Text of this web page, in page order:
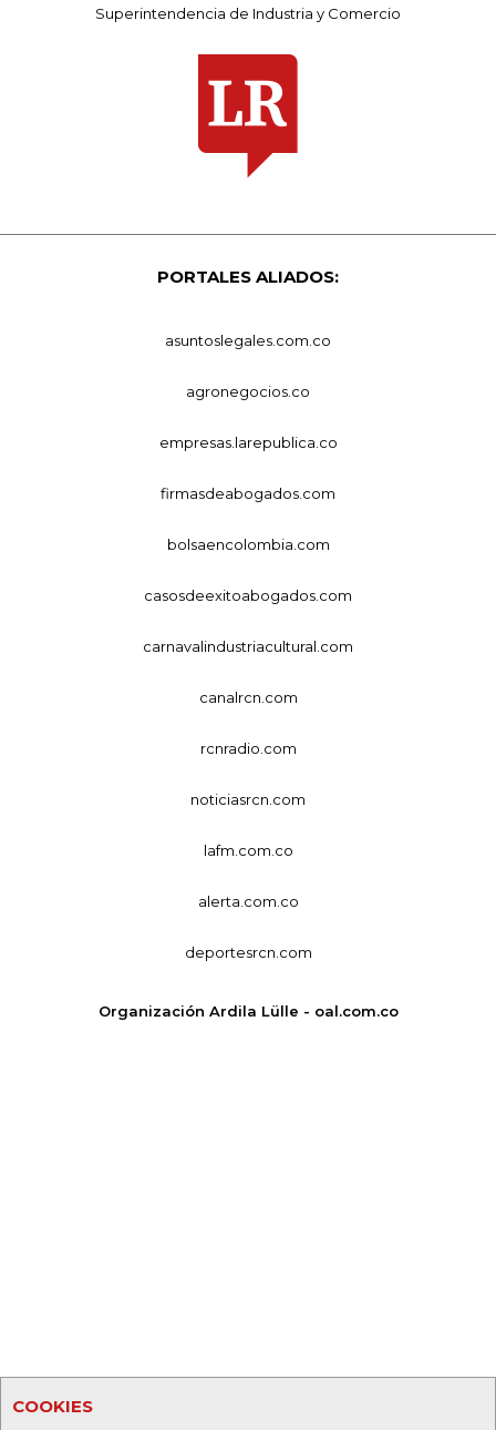
COOKIES
Superintendencia de Industria y Comercio
PORTALES ALIADOS:
asuntoslegales.com.co
agronegocios.co
empresas.larepublica.co
firmasdeabogados.com
bolsaencolombia.com
casosdeexitoabogados.com
carnavalindustriacultural.com
canalrcn.com
rcnradio.com
noticiasrcn.com
lafm.com.co
alerta.com.co
deportesrcn.com
Organización Ardila Lülle - oal.com.co